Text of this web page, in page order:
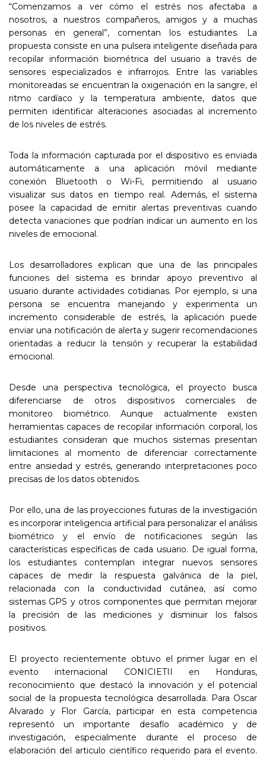
“Comenzamos a ver cómo el estrés nos afectaba a
nosotros, a nuestros compañeros, amigos y a muchas
personas en general”, comentan los estudiantes. La
propuesta consiste en una pulsera inteligente diseñada para
recopilar información biométrica del usuario a través de
sensores especializados e infrarrojos. Entre las variables
monitoreadas se encuentran la oxigenación en la sangre, el
ritmo cardíaco y la temperatura ambiente, datos que
permiten identificar alteraciones asociadas al incremento
de los niveles de estrés.
Toda la información capturada por el dispositivo es enviada
automáticamente a una aplicación móvil mediante
conexión Bluetooth o Wi-Fi, permitiendo al usuario
visualizar sus datos en tiempo real. Además, el sistema
posee la capacidad de emitir alertas preventivas cuando
detecta variaciones que podrían indicar un aumento en los
niveles de emocional.
Los desarrolladores explican que una de las principales
funciones del sistema es brindar apoyo preventivo al
usuario durante actividades cotidianas. Por ejemplo, si una
persona se encuentra manejando y experimenta un
incremento considerable de estrés, la aplicación puede
enviar una notificación de alerta y sugerir recomendaciones
orientadas a reducir la tensión y recuperar la estabilidad
emocional.
Desde una perspectiva tecnológica, el proyecto busca
diferenciarse de otros dispositivos comerciales de
monitoreo biométrico. Aunque actualmente existen
herramientas capaces de recopilar información corporal, los
estudiantes consideran que muchos sistemas presentan
limitaciones al momento de diferenciar correctamente
entre ansiedad y estrés, generando interpretaciones poco
precisas de los datos obtenidos.
Por ello, una de las proyecciones futuras de la investigación
es incorporar inteligencia artificial para personalizar el análisis
biométrico y el envío de notificaciones según las
características específicas de cada usuario. De igual forma,
los estudiantes contemplan integrar nuevos sensores
capaces de medir la respuesta galvánica de la piel,
relacionada con la conductividad cutánea, así como
sistemas GPS y otros componentes que permitan mejorar
la precisión de las mediciones y disminuir los falsos
positivos.
El proyecto recientemente obtuvo el primer lugar en el
evento internacional CONICIETII en Honduras,
reconocimiento que destacó la innovación y el potencial
social de la propuesta tecnológica desarrollada. Para Oscar
Alvarado y Flor García, participar en esta competencia
representó un importante desafío académico y de
investigación, especialmente durante el proceso de
elaboración del articulo científico requerido para el evento.